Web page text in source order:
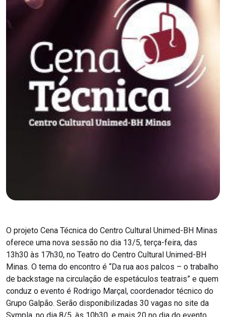
O projeto Cena Técnica do Centro Cultural Unimed-BH Minas
oferece uma nova sessão no dia 13/5, terça-feira, das
13h30 às 17h30, no Teatro do Centro Cultural Unimed-BH
Minas. O tema do encontro é “Da rua aos palcos – o trabalho
de backstage na circulação de espetáculos teatrais” e quem
conduz o evento é Rodrigo Marçal, coordenador técnico do
Grupo Galpão. Serão disponibilizadas 30 vagas no site da